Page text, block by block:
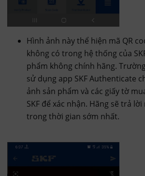
Hình ảnh này thể hiện mã QR
không có trong hệ thống của
phẩm không chính hãng.
sử dụng app SKF Authenticate
ảnh sản phẩm và các giấy tờ
SKF để xác nhận. Hãng sẽ trả
trong thời gian sớm nhất.